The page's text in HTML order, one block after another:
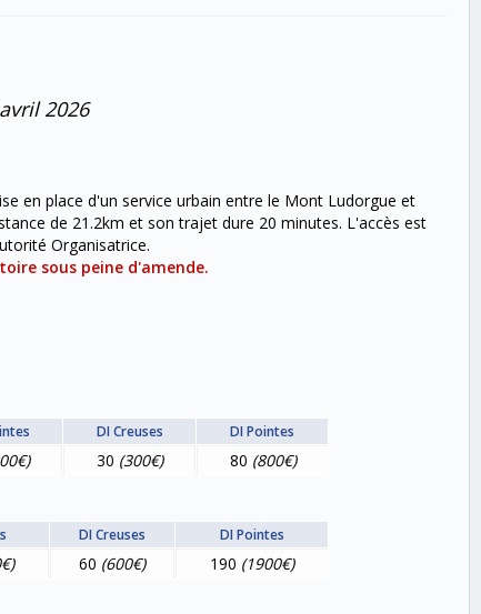
2026
en place d'un service urbain entre le Mont Ludorgue et
de 21.2km et son trajet dure 20 minutes. L'accès est
Organisatrice.
sous peine d'amende.
DI Creuses DI Pointes
30 (300€) 80 (800€)
DI Creuses DI Pointes
60 (600€) 190 (1900€)